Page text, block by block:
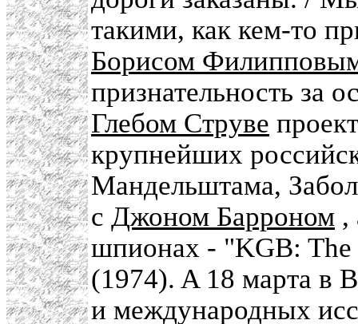
такими, как кем-то
Борисом
признательность за
Глебом Струве
крупнейших
Мандельштама,
с Джоном Барроном ,
шпионах - "KGB: The
(1974). A 18 марта в
и международных